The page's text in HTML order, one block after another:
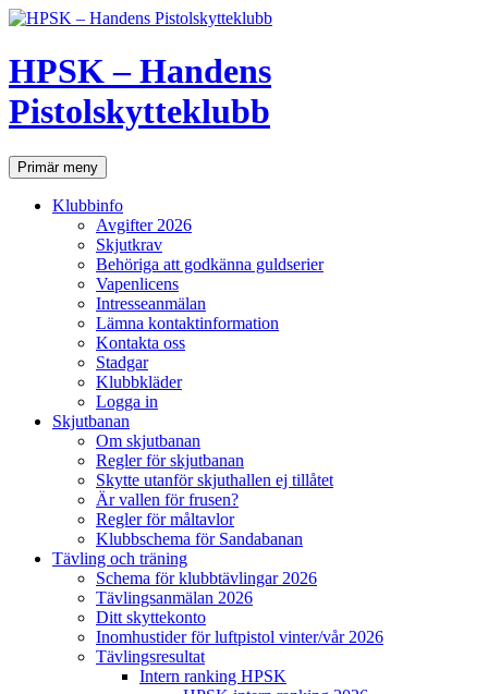
Hoppa
innehåll
HPSK – Handens
Pistolskytteklubb
SökPrimär meny
Klubbinfo
Avgifter 2026
Skjutkrav
Behöriga att godkänna guldserier
Vapenlicens
Intresseanmälan
Lämna kontaktinformation
Kontakta oss
Stadgar
Klubbkläder
Logga in
Skjutbanan
Om skjutbanan
Regler för skjutbanan
Skytte utanför skjuthallen ej tillåtet
Är vallen för frusen?
Regler för måltavlor
Klubbschema för Sandabanan
Tävling och träning
Schema för klubbtävlingar 2026
Tävlingsanmälan 2026
Ditt skyttekonto
Inomhustider för luftpistol vinter/vår 2026
Tävlingsresultat
Intern ranking HPSK